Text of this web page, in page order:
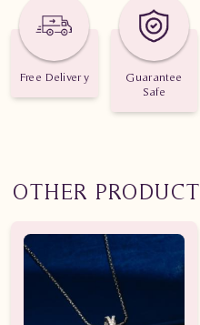
Berat: 1.040 gram
Jumlah berlian: 20 buah
Nilai karat: 0.200 karat
Free Delivery
Guarantee
Safe
OTHER PRODUCT